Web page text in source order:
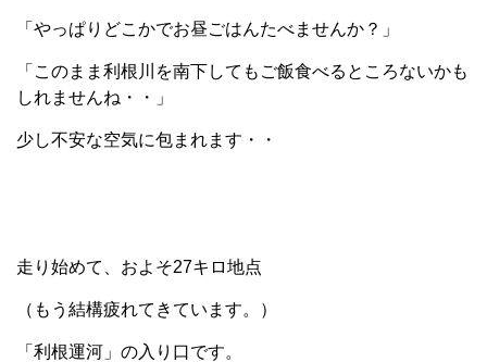
「やっぱりどこかでお昼ごはんたべませんか？」
「このまま利根川を南下してもご飯食べるところないかも
しれませんね・・」
少し不安な空気に包まれます・・
走り始めて、およそ27キロ地点
（もう結構疲れてきています。）
「利根運河」の入り口です。